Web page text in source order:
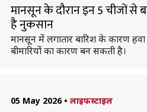
मानसून के दौरान इन 5 चीजों से
है नुकसान
मानसून में लगातार बारिश के कारण
बीमारियों का कारण बन सकती है।
05 May 2026 • लाइफस्टाइल